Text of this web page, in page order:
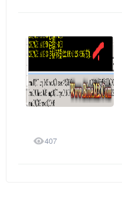
407